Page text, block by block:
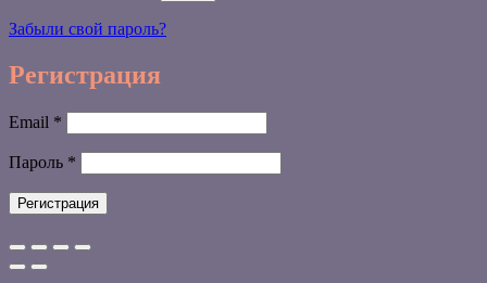
Забыли свой пароль?
Регистрация
Email *
Пароль *
Регистрация